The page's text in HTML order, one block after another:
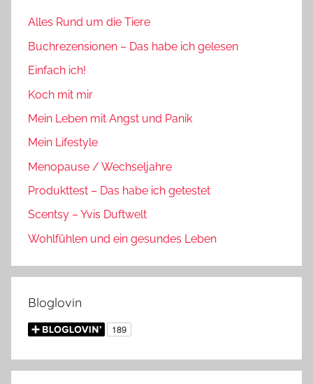
Alles Rund um die Tiere
Buchrezensionen – Das habe ich gelesen
Einfach ich!
Koch mit mir
Mein Leben mit Angst und Panik
Mein Lifestyle
Menopause / Wechseljahre
Produkttest – Das habe ich getestet
Scentsy – Yvis Duftwelt
Wohlfühlen und ein gesundes Leben
Bloglovin